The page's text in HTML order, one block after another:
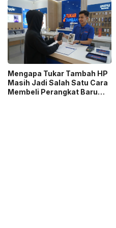
Terdampak
Mengapa Tukar Tambah HP
Masih Jadi Salah Satu Cara
Membeli Perangkat Baru